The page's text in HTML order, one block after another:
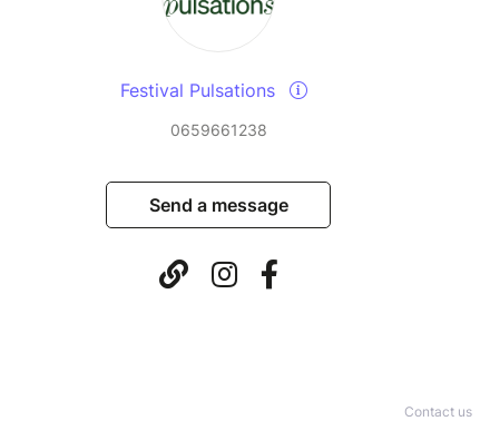
Festival Pulsations
0659661238
Send a message
Contact us